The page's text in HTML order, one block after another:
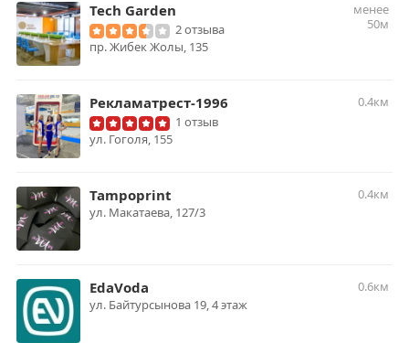
Tech Garden
менее
50м
2 отзыва
пр. Жибек Жолы, 135
Рекламатрест-1996
0.4км
1 отзыв
ул. Гоголя, 155
Tampoprint
0.4км
ул. Макатаева, 127/3
EdaVoda
0.6км
ул. Байтурсынова 19, 4 этаж